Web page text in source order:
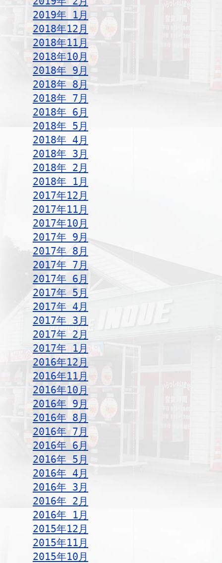
2019年 1月
2018年12月
2018年11月
2018年10月
2018年 9月
2018年 8月
2018年 7月
2018年 6月
2018年 5月
2018年 4月
2018年 3月
2018年 2月
2018年 1月
2017年12月
2017年11月
2017年10月
2017年 9月
2017年 8月
2017年 7月
2017年 6月
2017年 5月
2017年 4月
2017年 3月
2017年 2月
2017年 1月
2016年12月
2016年11月
2016年10月
2016年 9月
2016年 8月
2016年 7月
2016年 6月
2016年 5月
2016年 4月
2016年 3月
2016年 2月
2016年 1月
2015年12月
2015年11月
2015年10月